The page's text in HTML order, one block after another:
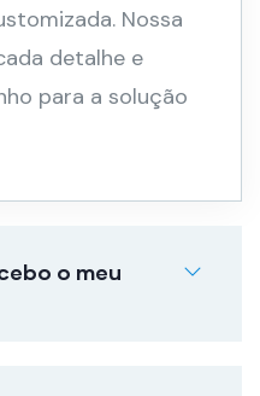
Nossa
detalhe e
para a solução
o meu